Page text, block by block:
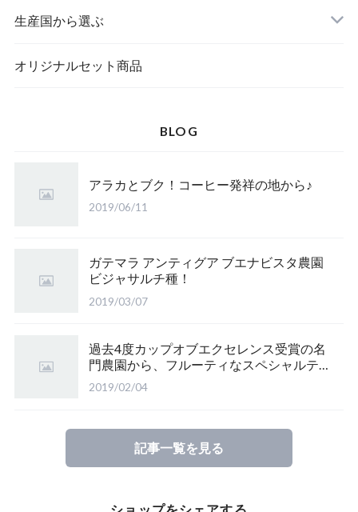
生産国から選ぶ
オリジナルセット商品
BLOG
アラカとブク！コーヒー発祥の地から♪
2019/06/11
ガテマラ アンティグア ブエナビスタ農園
ビジャサルチ種！
2019/03/07
過去4度カップオブエクセレンス受賞の名
門農園から、フルーティなスペシャルティ
♪
2019/02/04
記事一覧を見る